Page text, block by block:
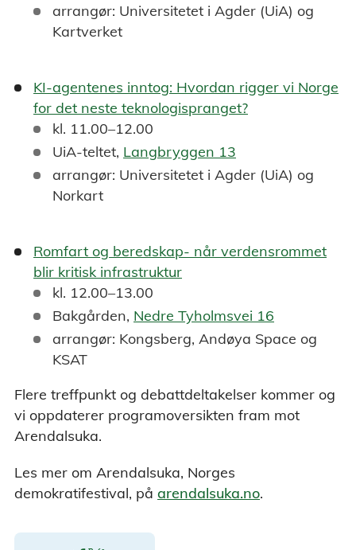
arrangør: Universitetet i Agder (UiA) og
Kartverket
KI-agentenes inntog: Hvordan rigger vi Norge
for det neste teknologispranget?
kl. 11.00–12.00
UiA-teltet, Langbryggen 13
arrangør: Universitetet i Agder (UiA) og
Norkart
Romfart og beredskap- når verdensrommet
blir kritisk infrastruktur
kl. 12.00–13.00
Bakgården, Nedre Tyholmsvei 16
arrangør: Kongsberg, Andøya Space og
KSAT
Flere treffpunkt og debattdeltakelser kommer og
vi oppdaterer programoversikten fram mot
Arendalsuka.
Les mer om Arendalsuka, Norges
demokratifestival, på arendalsuka.no.